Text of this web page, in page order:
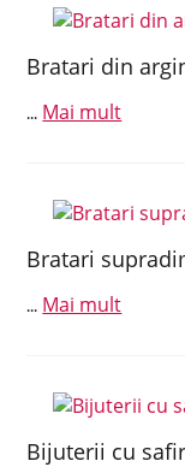
Bratari din
... Mai mult
Bratari
... Mai mult
Bijuterii cu safir